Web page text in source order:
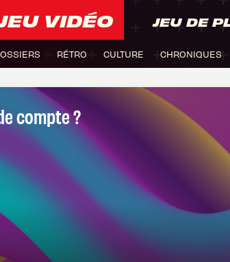
VIDÉO JEU DE
RÉTRO CULTURE CHRONIQUES
compte ?